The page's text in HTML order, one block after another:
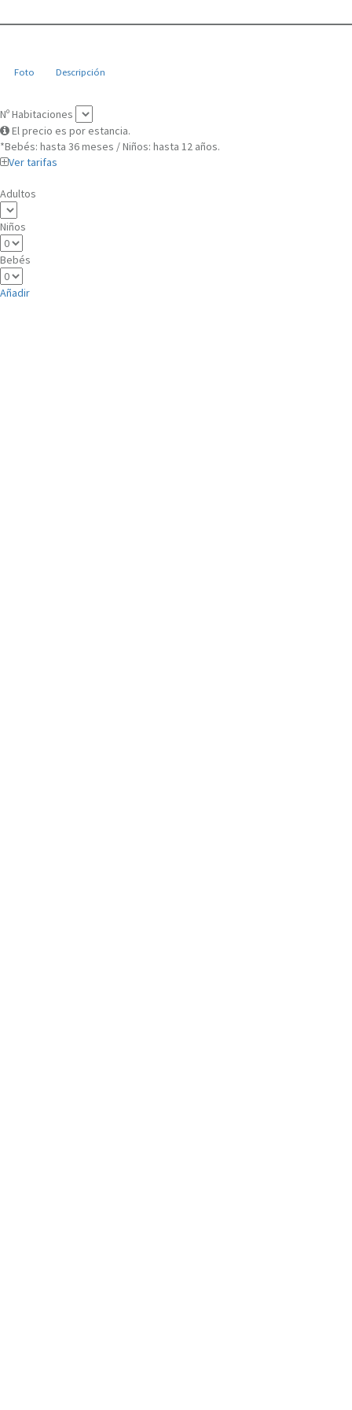
Foto Descripción
Nº Habitaciones
El precio es por estancia.
*Bebés: hasta 36 meses / Niños: hasta 12 años.
Ver tarifas
Adultos
Niños
Bebés
Añadir